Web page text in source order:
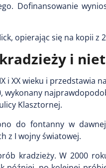
Dofinansowanie
opierając się na kopii
i
i XX wieku i przedstawia
wykonany
Klasztornej.
do fontanny w
z I wojny światowej.
kradzieży. W 2000